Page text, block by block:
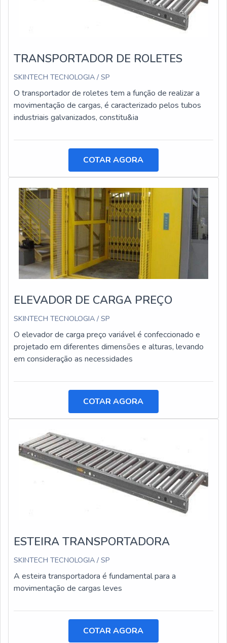
TRANSPORTADOR DE ROLETES
SKINTECH TECNOLOGIA / SP
O transportador de roletes tem a função de realizar a
movimentação de cargas, é caracterizado pelos tubos
industriais galvanizados, constitu&ia
COTAR AGORA
ELEVADOR DE CARGA PREÇO
SKINTECH TECNOLOGIA / SP
O elevador de carga preço variável é confeccionado e
projetado em diferentes dimensões e alturas, levando
em consideração as necessidades
COTAR AGORA
ESTEIRA TRANSPORTADORA
SKINTECH TECNOLOGIA / SP
A esteira transportadora é fundamental para a
movimentação de cargas leves
COTAR AGORA